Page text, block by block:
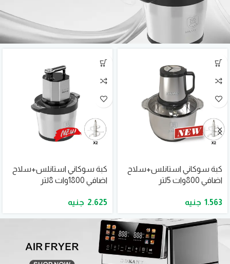
كبة سوكاني استانلس+سلاح
اضافي 800وات 5لتر
1.563
كبة سوكاني استانلس+سلاح
اضافي 1800وات 8لتر
2.625